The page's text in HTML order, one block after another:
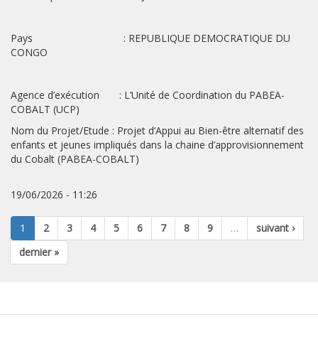
Pays : REPUBLIQUE DEMOCRATIQUE DU
CONGO
Agence d’exécution : L’Unité de Coordination du PABEA-
COBALT (UCP)
Nom du Projet/Etude : Projet d’Appui au Bien-être alternatif des
enfants et jeunes impliqués dans la chaine d’approvisionnement
du Cobalt (PABEA-COBALT)
19/06/2026 - 11:26
1 2 3 4 5 6 7 8 9 …
suivant ›
dernier »